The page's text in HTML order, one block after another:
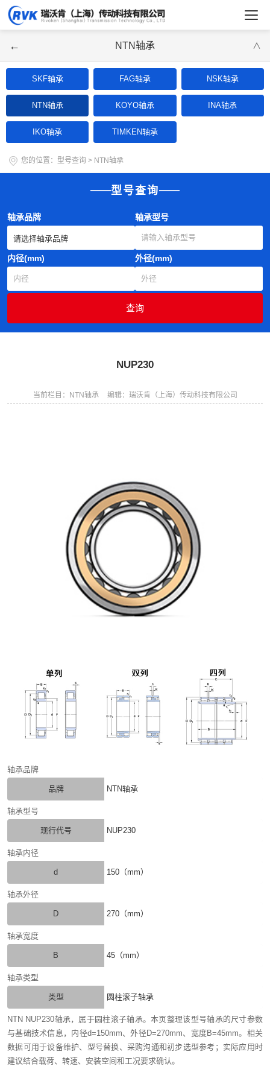
← NTN轴承 ∨
SKF轴承 FAG轴承 NSK轴承
NTN轴承 KOYO轴承 INA轴承
IKO轴承 TIMKEN轴承
您的位置： 型号查询 > NTN轴承
型号查询
轴承品牌 轴承型号
内径(mm) 外径(mm)
NUP230
当前栏目：NTN轴承 编辑：瑞沃肯（上海）传动科技有限公司
轴承品牌
品牌 NTN轴承
轴承型号
现行代号 NUP230
轴承内径
d 150（mm）
轴承外径
D 270（mm）
轴承宽度
B 45（mm）
轴承类型
类型 圆柱滚子轴承
NTN NUP230轴承，属于圆柱滚子轴承。本页整理该型号轴承的尺寸参数
与基础技术信息，内径d=150mm、外径D=270mm、宽度B=45mm。相关
数据可用于设备维护、型号替换、采购沟通和初步选型参考；实际应用时
建议结合载荷、转速、安装空间和工况要求确认。